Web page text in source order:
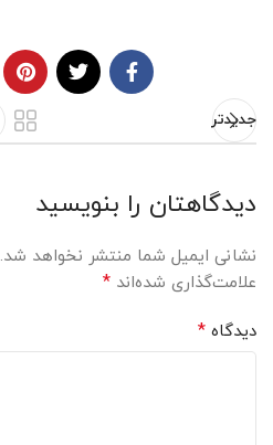
جدیدتر
دیدگاهتان را بنویسید
نشانی ایمیل شما منتشر نخواهد شد.
علامت‌گذاری شده‌اند *
دیدگاه *